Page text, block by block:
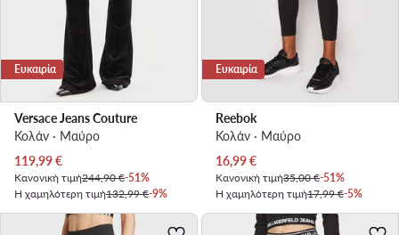
Ευκαιρία
Versace Jeans Couture
Κολάν · Μαύρο
Τρέχουσα τιμή
119,99€
Κανονική τιμή244,90 €-51%
Η χαμηλότερη τιμή132,99 €-9%
Ευκαιρία
Reebok
Κολάν · Μαύρο
Τρέχουσα τιμή
16,99€
Κανονική τιμή35,00 €-51%
Η χαμηλότερη τιμή17,99 €-5%